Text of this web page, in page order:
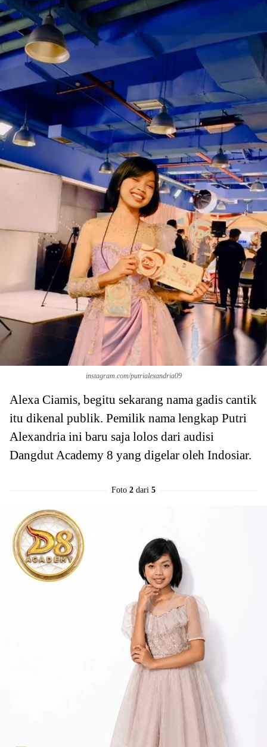
instagram.com/putrialexandria09
Alexa Ciamis, begitu sekarang nama gadis cantik
itu dikenal publik. Pemilik nama lengkap Putri
Alexandria ini baru saja lolos dari audisi
Dangdut Academy 8 yang digelar oleh Indosiar.
Foto 2 dari 5